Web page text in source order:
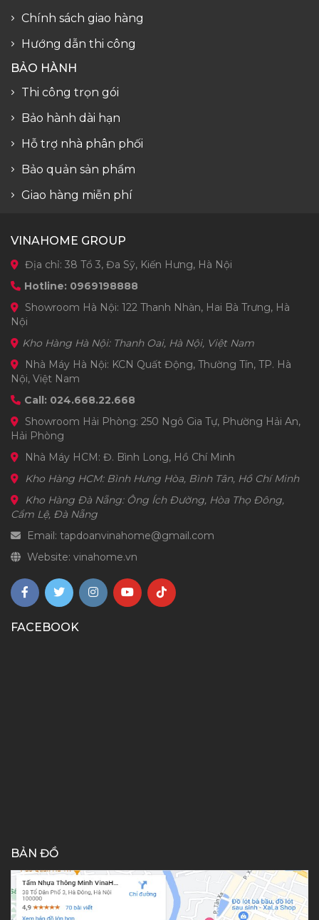
Chính sách giao hàng
Hướng dẫn thi công
BẢO HÀNH
Thi công trọn gói
Bảo hành dài hạn
Hỗ trợ nhà phân phối
Bảo quản sản phẩm
Giao hàng miễn phí
VINAHOME GROUP
Địa chỉ: 38 Tổ 3, Đa Sỹ, Kiến Hưng, Hà Nội
Hotline: 0969198888
Showroom Hà Nội: 122 Thanh Nhàn, Hai Bà Trưng, Hà
Nội
Kho Hàng Hà Nội: Thanh Oai, Hà Nội, Việt Nam
Nhà Máy Hà Nội: KCN Quất Động, Thường Tín, TP. Hà
Nội, Việt Nam
Call: 024.668.22.668
Showroom Hải Phòng: 250 Ngô Gia Tự, Phường Hải An,
Hải Phòng
Nhà Máy HCM: Đ. Bình Long, Hồ Chí Minh
Kho Hàng HCM: Bình Hưng Hòa, Bình Tân, Hồ Chí Minh
Kho Hàng Đà Nẵng: Ông Ích Đường, Hòa Thọ Đông,
Cẩm Lệ, Đà Nẵng
Email: tapdoanvinahome@gmail.com
Website: vinahome.vn
FACEBOOK
BẢN ĐỒ